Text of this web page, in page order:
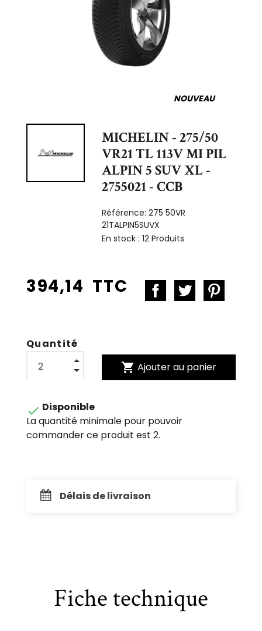
NOUVEAU
MICHELIN - 275/50
VR21 TL 113V MI PIL
ALPIN 5 SUV XL -
2755021 - CCB
Référence:275 50VR
21TALPIN5SUVX
En stock :12 Produits
394,14 TTC
Quantité
shopping_cart Ajouter au panier
 Disponible
La quantité minimale pour pouvoir
commander ce produit est 2.
Délais de livraison
Fiche technique